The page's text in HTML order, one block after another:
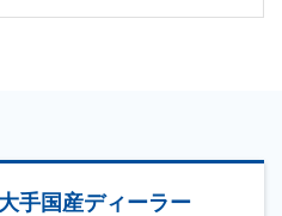
手国産ディーラー